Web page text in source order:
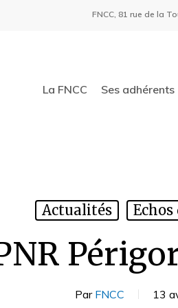
FNCC, 81 rue de la
La FNCC Ses adhérents
Actualités
Par FNCC 13